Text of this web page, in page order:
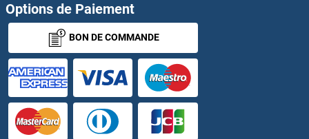
HOXA6 Anticorps
HOXA7 Anticorps
HOXA9 Anticorps
HOXB1 Anticorps
Options de Paiement
BON DE COMMANDE